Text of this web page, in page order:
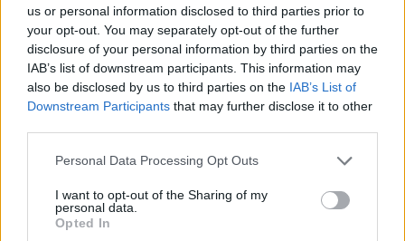
us or personal information disclosed to third parties prior to
your opt-out. You may separately opt-out of the further
disclosure of your personal information by third parties on the
IAB’s list of downstream participants. This information may
also be disclosed by us to third parties on the IAB’s List of
Downstream Participants that may further disclose it to other
Please note that this website/app uses one or more Google
not limited to your visit or usage behaviour. You may click to
grant or deny consent to Google and its third-party tags to
use your data for below specified purposes in below Google
Personal Data Processing Opt Outs
I want to opt-out of the Sharing of my
personal data.
Opted In
ΟΙΚΟΝΟΜΙΑ
Φοιτητικό στεγαστικό επίδομα: Εκπνέει σήμερα η
προθεσμία για τις αιτήσεις
31/07/2026 - 4:20μμ